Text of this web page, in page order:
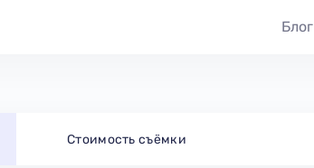
Блог
Стоимость съёмки